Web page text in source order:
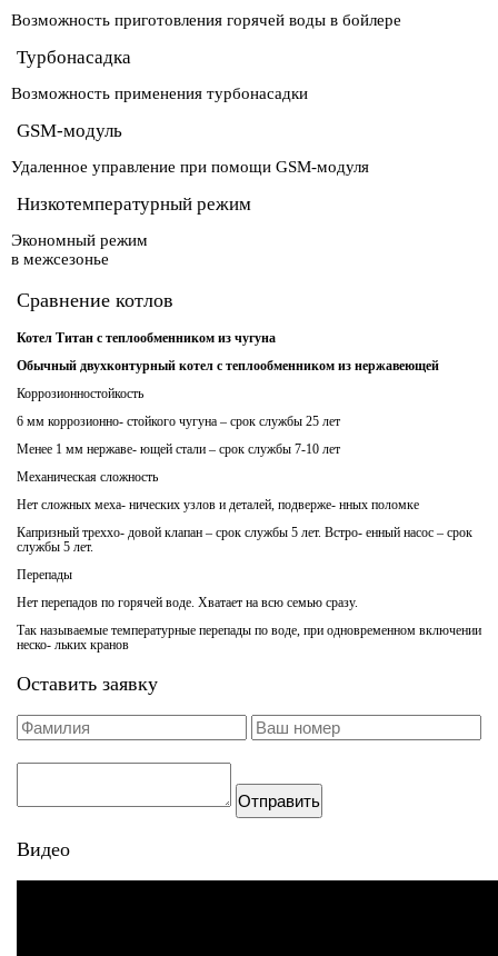
Возможность приготовления горячей воды в бойлере
Турбонасадка
Возможность применения турбонасадки
GSM-модуль
Удаленное управление при помощи GSM-модуля
Низкотемпературный режим
Экономный режим
в межсезонье
Сравнение котлов
Котел Титан с теплообменником из чугуна
Обычный двухконтурный котел с теплообменником из нержавеющей
Коррозионностойкость
6 мм коррозионно- стойкого чугуна – срок службы 25 лет
Менее 1 мм нержаве- ющей стали – срок службы 7-10 лет
Механическая сложность
Нет сложных меха- нических узлов и деталей, подверже- нных поломке
Капризный треххо- довой клапан – срок службы 5 лет. Встро- енный насос – срок
службы 5 лет.
Перепады
Нет перепадов по горячей воде. Хватает на всю семью сразу.
Так называемые температурные перепады по воде, при одновременном включении
неско- льких кранов
Оставить заявку
Отправить
Видео